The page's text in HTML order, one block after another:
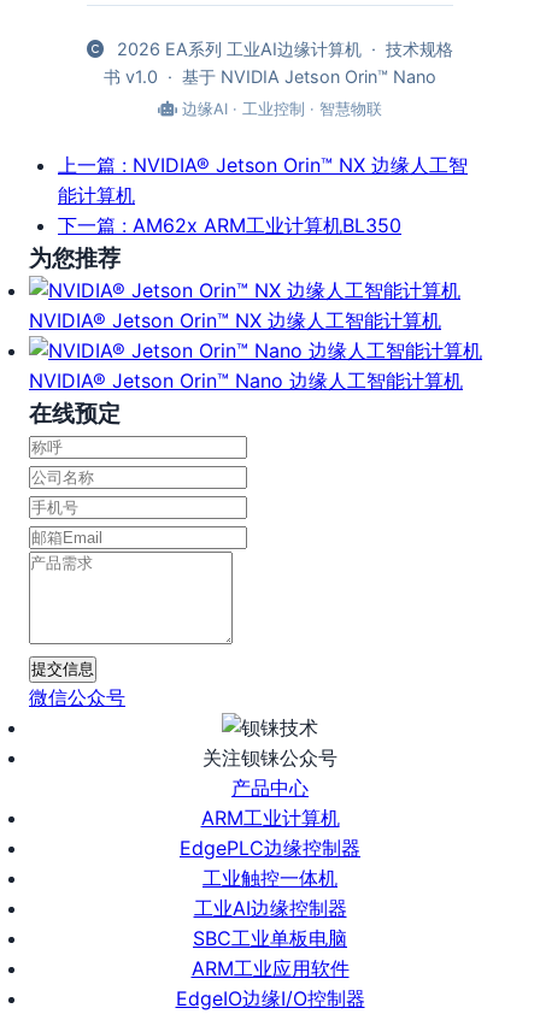
2026 EA系列 工业AI边缘计算机 · 技术规格
书 v1.0 · 基于 NVIDIA Jetson Orin™ Nano
边缘AI · 工业控制 · 智慧物联
上一篇 : NVIDIA® Jetson Orin™ NX 边缘人工智
能计算机
下一篇 : AM62x ARM工业计算机BL350
为您推荐
NVIDIA® Jetson Orin™ NX 边缘人工智能计算机
NVIDIA® Jetson Orin™ Nano 边缘人工智能计算机
在线预定
提交信息
微信公众号
关注钡铼公众号
产品中心
ARM工业计算机
EdgePLC边缘控制器
工业触控一体机
工业AI边缘控制器
SBC工业单板电脑
ARM工业应用软件
EdgeIO边缘I/O控制器